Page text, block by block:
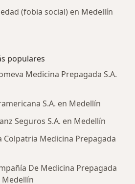
(fobia social) en Medellín
populares
Medicina Prepagada S.A.
S.A. en Medellín
Seguros S.A. en Medellín
Colpatria Medicina Prepagada
De Medicina Prepagada
Medellín